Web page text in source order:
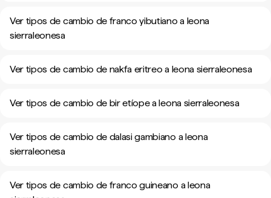
Ver tipos de cambio de franco yibutiano a leona
sierraleonesa
Ver tipos de cambio de nakfa eritreo a leona sierraleonesa
Ver tipos de cambio de bir etíope a leona sierraleonesa
Ver tipos de cambio de dalasi gambiano a leona
sierraleonesa
Ver tipos de cambio de franco guineano a leona